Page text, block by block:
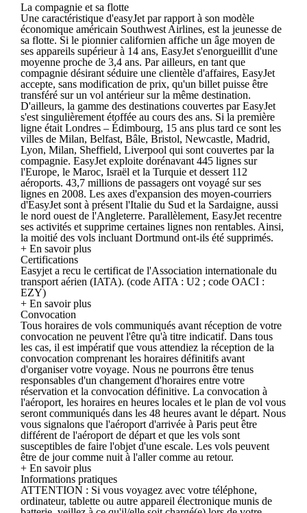
La compagnie et sa flotte
Une caractéristique d'easyJet par rapport à son modèle
économique américain Southwest Airlines, est la jeunesse de
sa flotte. Si le pionnier californien affiche un âge moyen de
ses appareils supérieur à 14 ans, EasyJet s'enorgueillit d'une
moyenne proche de 3,4 ans. Par ailleurs, en tant que
compagnie désirant séduire une clientèle d'affaires, EasyJet
accepte, sans modification de prix, qu'un billet puisse être
transféré sur un vol antérieur sur la même destination.
D'ailleurs, la gamme des destinations couvertes par EasyJet
s'est singulièrement étoffée au cours des ans. Si la première
ligne était Londres – Édimbourg, 15 ans plus tard ce sont les
villes de Milan, Belfast, Bâle, Bristol, Newcastle, Madrid,
Lyon, Milan, Sheffield, Liverpool qui sont couvertes par la
compagnie. EasyJet exploite dorénavant 445 lignes sur
l'Europe, le Maroc, Israël et la Turquie et dessert 112
aéroports. 43,7 millions de passagers ont voyagé sur ses
lignes en 2008. Les axes d'expansion des moyen-courriers
d'EasyJet sont à présent l'Italie du Sud et la Sardaigne, aussi
le nord ouest de l'Angleterre. Parallèlement, EasyJet recentre
ses activités et supprime certaines lignes non rentables. Ainsi,
la moitié des vols incluant Dortmund ont-ils été supprimés.
+ En savoir plus
Certifications
Easyjet a recu le certificat de l'Association internationale du
transport aérien (IATA). (code AITA : U2 ; code OACI :
EZY)
+ En savoir plus
Convocation
Tous horaires de vols communiqués avant réception de votre
convocation ne peuvent l'être qu'à titre indicatif. Dans tous
les cas, il est impératif que vous attendiez la réception de la
convocation comprenant les horaires définitifs avant
d'organiser votre voyage. Nous ne pourrons être tenus
responsables d'un changement d'horaires entre votre
réservation et la convocation définitive. La convocation à
l'aéroport, les horaires en heures locales et le plan de vol vous
seront communiqués dans les 48 heures avant le départ. Nous
vous signalons que l'aéroport d'arrivée à Paris peut être
différent de l'aéroport de départ et que les vols sont
susceptibles de faire l'objet d'une escale. Les vols peuvent
être de jour comme nuit à l'aller comme au retour.
+ En savoir plus
Informations pratiques
ATTENTION : Si vous voyagez avec votre téléphone,
ordinateur, tablette ou autre appareil électronique munis de